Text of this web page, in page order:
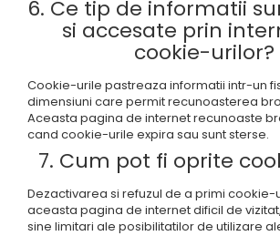
6. Ce tip de informatii
si accesate prin
cookie-urilor?
Cookie-urile pastreaza informatii intr-un
dimensiuni care permit recunoasterea
Aceasta pagina de internet recunoaste
cand cookie-urile expira sau sunt sterse.
7. Cum pot fi oprite
Dezactivarea si refuzul de a primi cookie-
aceasta pagina de internet dificil de
sine limitari ale posibilitatilor de utilizare